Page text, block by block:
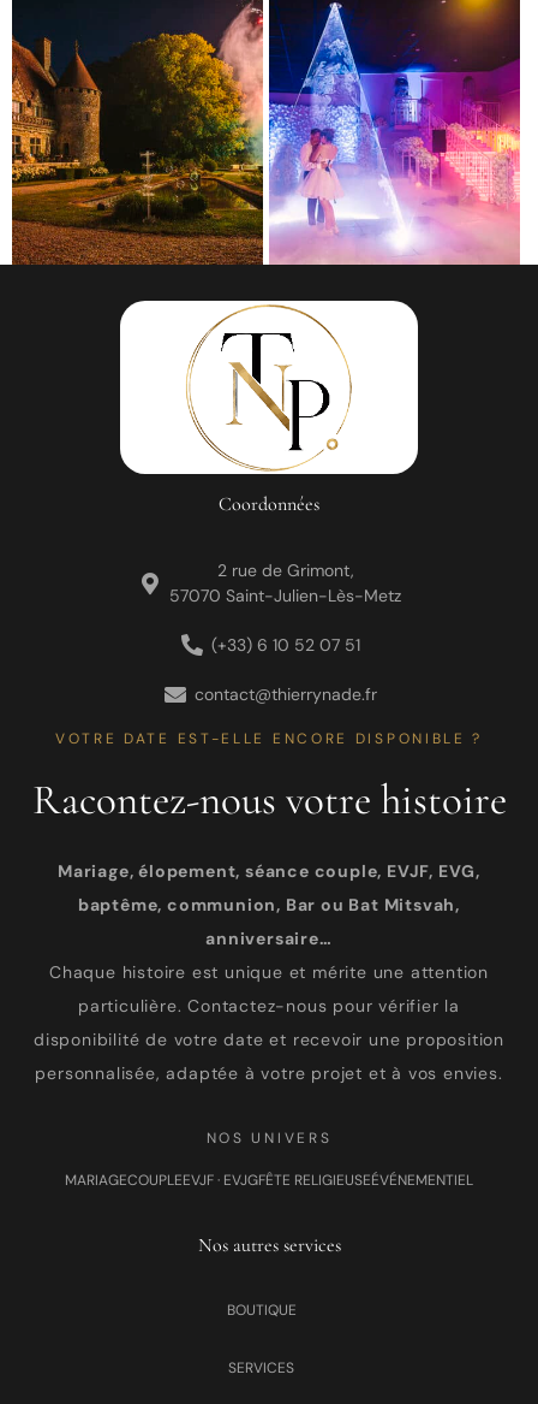
Coordonnées
2 rue de Grimont,
57070 Saint-Julien-Lès-Metz
(+33) 6 10 52 07 51
contact@thierrynade.fr
VOTRE DATE EST-ELLE ENCORE DISPONIBLE ?
Racontez-nous votre histoire
Mariage, élopement, séance couple, EVJF, EVG,
baptême, communion, Bar ou Bat Mitsvah,
anniversaire…
Chaque histoire est unique et mérite une attention
particulière. Contactez-nous pour vérifier la
disponibilité de votre date et recevoir une proposition
personnalisée, adaptée à votre projet et à vos envies.
NOS UNIVERS
MARIAGECOUPLEEVJF · EVJGFÊTE RELIGIEUSEÉVÉNEMENTIEL
Nos autres services
BOUTIQUE
SERVICES